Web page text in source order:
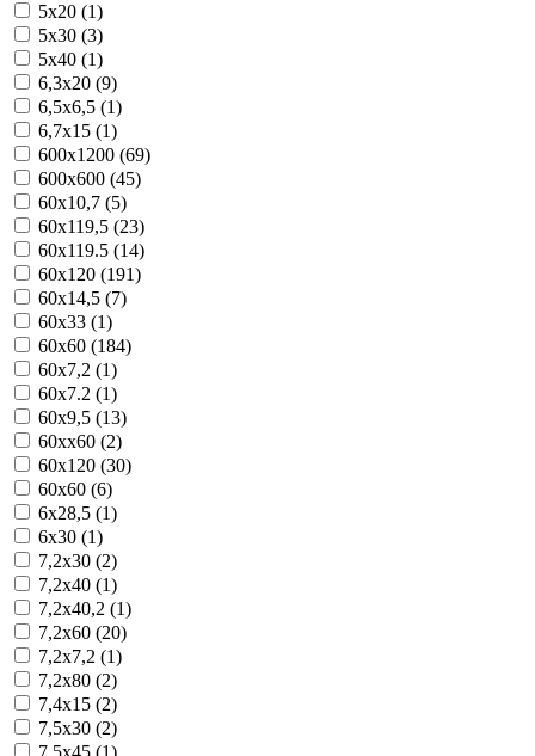
5x20 (1)
5x30 (3)
5x40 (1)
6,3x20 (9)
6,5x6,5 (1)
6,7x15 (1)
600x1200 (69)
600x600 (45)
60x10,7 (5)
60x119,5 (23)
60x119.5 (14)
60x120 (191)
60x14,5 (7)
60x33 (1)
60x60 (184)
60x7,2 (1)
60x7.2 (1)
60x9,5 (13)
60xx60 (2)
60х120 (30)
60х60 (6)
6x28,5 (1)
6x30 (1)
7,2x30 (2)
7,2x40 (1)
7,2x40,2 (1)
7,2x60 (20)
7,2x7,2 (1)
7,2x80 (2)
7,4x15 (2)
7,5x30 (2)
7,5x45 (1)